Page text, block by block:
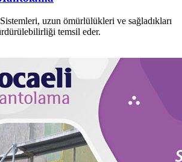
Sistemleri, uzun ömürlülükleri ve sağladıkları
temsil eder.